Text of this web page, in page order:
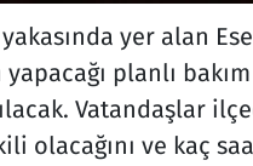
yer alan
yapacağı planlı
Vatandaşlar
olacağını ve kaç